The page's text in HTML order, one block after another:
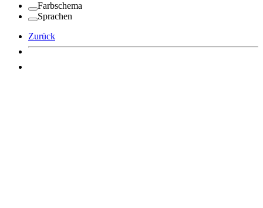
Farbschema
Sprachen
Zurück